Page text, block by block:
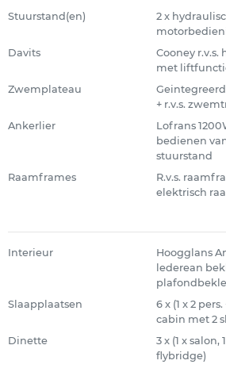
Stuurstand(en)
2 x
Davits
Cooney
met
Zwemplateau
+ r.v.s.
Ankerlier
Lofrans
bedienen
stuurstand
Raamframes
R.v.s.
elektrisch
Interieur
Hoogglans
lederean
Slaapplaatsen
6 x (1 x 2
cabin met 2
Dinette
3 x (1 x salon,
flybridge)